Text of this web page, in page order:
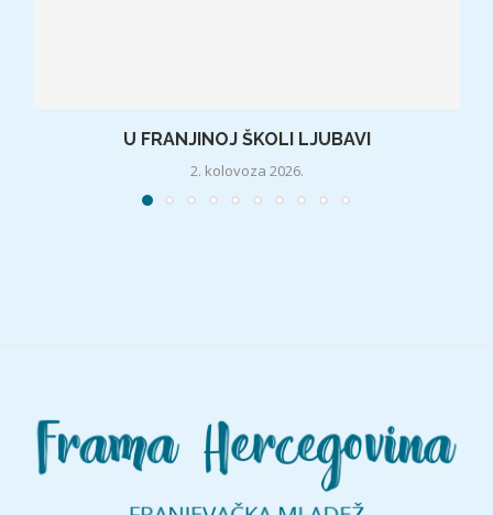
U FRANJINOJ ŠKOLI LJUBAVI
2. kolovoza 2026.